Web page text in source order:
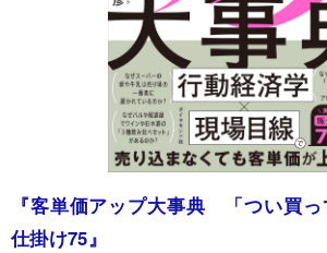
『客単価アップ大事典 「つい買
仕掛け75』